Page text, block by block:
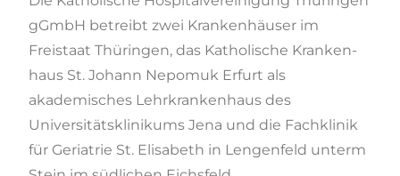
gGmbH betreibt zwei Krankenhäuser im
Freistaat Thüringen, das Katholische Kranken­
haus St. Johann Nepomuk Erfurt als
akademisches Lehrkrankenhaus des
Universitätsklinikums Jena und die Fachklinik
für Geriatrie St. Elisabeth in Lengenfeld unterm